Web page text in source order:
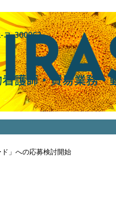
ユ-300962
護師・貿易業務・
」への応募検討開始